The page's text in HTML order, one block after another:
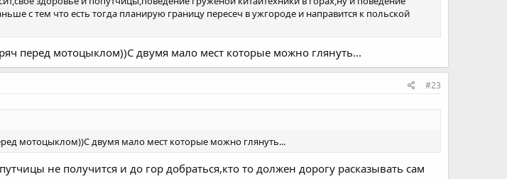
с тем что есть тогда планирую границу пересеч в ужгороде и направится к польской
перед мотоцыклом))С двумя мало мест которые можно глянуть...
#23
мотоцыклом))С двумя мало мест которые можно глянуть...
не получится и до гор добраться,кто то должен дорогу расказывать сам